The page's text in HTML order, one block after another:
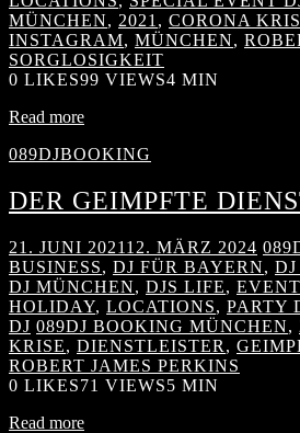
MÜNCHEN, 2021 , CORONA
INSTAGRAM, MÜNCHEN,
SORGLOSIGKEIT
0 LIKES99 VIEWS4 MIN
Read more
089DJBOOKING
DER GEIMPFTE
21. JUNI 2021 12. MÄRZ 2024
BUSINESS, DJ FÜR BAYERN,
DJ MÜNCHEN, DJS LIFE,
HOLIDAY, LOCATIONS, PARTY
DJ 089DJ BOOKING MÜNCHEN,
KRISE, DIENSTLEISTER ,
ROBERT JAMES PERKINS
0 LIKES71 VIEWS5 MIN
Read more